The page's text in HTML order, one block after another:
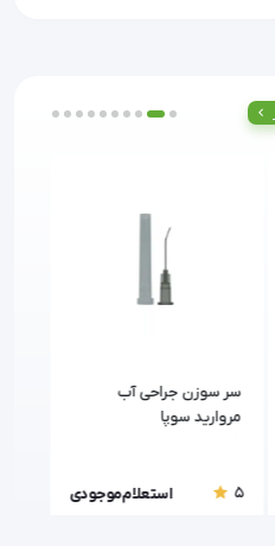
سر سوزن جراحی آب
مروارید سوپا
5 استعلام موجودی